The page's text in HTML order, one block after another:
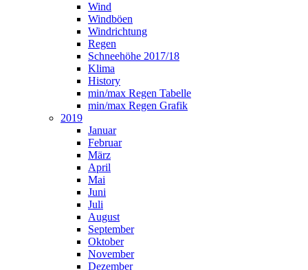
Wind
Windböen
Windrichtung
Regen
Schneehöhe 2017/18
Klima
History
min/max Regen Tabelle
min/max Regen Grafik
2019
Januar
Februar
März
April
Mai
Juni
Juli
August
September
Oktober
November
Dezember